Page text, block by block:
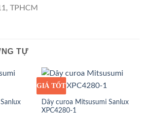
TPHCM
TỰ
GIÁ SỈ
GIÁ TỐT
Dây curoa Mitsusumi Sanlux
XPC4280-1